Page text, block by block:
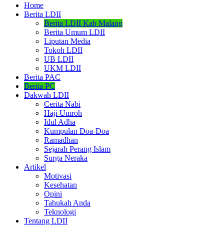
Home
Berita LDII
Berita LDII Kab Malang
Berita Umum LDII
Liputan Media
Tokoh LDII
UB LDII
UKM LDII
Berita PAC
Berita PC
Dakwah LDII
Cerita Nabi
Haji Umroh
Idul Adha
Kumpulan Doa-Doa
Ramadhan
Sejarah Perang Islam
Surga Neraka
Artikel
Motivasi
Kesehatan
Opini
Tahukah Anda
Teknologi
Tentang LDII